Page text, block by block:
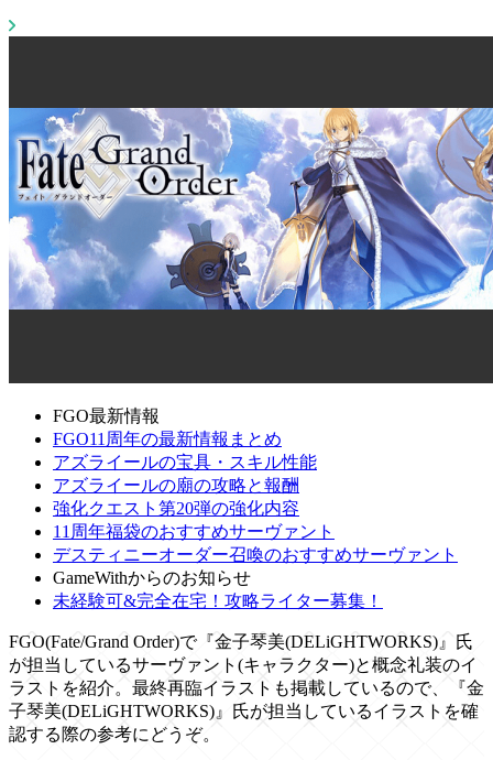
FGO最新情報
FGO11周年の最新情報まとめ
アズライールの宝具・スキル性能
アズライールの廟の攻略と報酬
強化クエスト第20弾の強化内容
11周年福袋のおすすめサーヴァント
デスティニーオーダー召喚のおすすめサーヴァント
GameWithからのお知らせ
未経験可&完全在宅！攻略ライター募集！
FGO(Fate/Grand Order)で『金子琴美(DELiGHTWORKS)』氏
が担当しているサーヴァント(キャラクター)と概念礼装のイ
ラストを紹介。最終再臨イラストも掲載しているので、『金
子琴美(DELiGHTWORKS)』氏が担当しているイラストを確
認する際の参考にどうぞ。